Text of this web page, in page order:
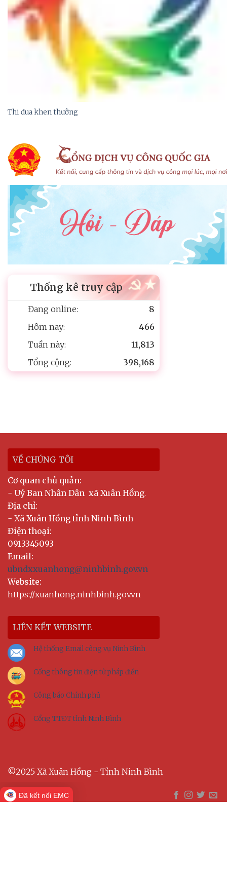
Thi đua khen thưởng
Thống kê truy cập
Đang online:
8
Hôm nay:
466
Tuần này:
11,813
Tổng cộng:
398,168
VỀ CHÚNG TÔI
Cơ quan chủ quản:
- Uỷ Ban Nhân Dân xã Xuân Hồng.
Địa chỉ:
- Xã Xuân Hồng tỉnh Ninh Bình
Điện thoại:
0913345093
Email:
ubndxxuanhong@ninhbinh.gov.vn
Website:
https://xuanhong.ninhbinh.gov.vn
LIÊN KẾT WEBSITE
Hệ thống Email công vụ Ninh Bình
Cổng thông tin điện tử pháp điển
Công báo Chính phủ
Cổng TTĐT tỉnh Ninh Bình
©2025 Xã Xuân Hồng - Tỉnh Ninh Bình
Đã kết nối EMC